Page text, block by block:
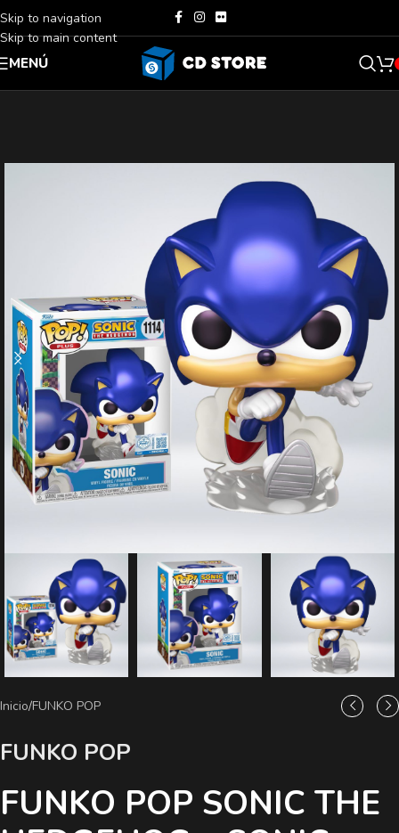
Skip to navigation
Skip to main content
MENÚ
Inicio/FUNKO POP
FUNKO POP
FUNKO POP SONIC THE